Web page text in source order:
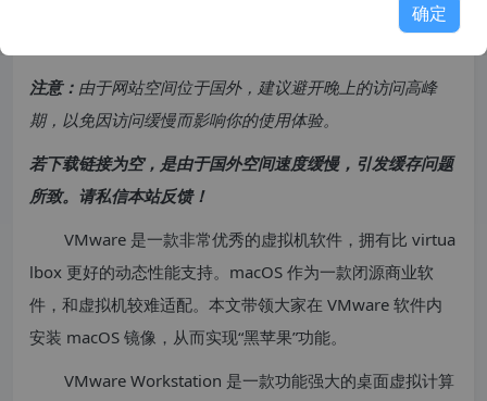
注意： 由于网站空间位于国外，建议避开晚上的访问高峰
期，以免因访问缓慢而影响你的使用体验。
若下载链接为空，是由于国外空间速度缓慢，引发缓存问题
所致。请私信本站反馈！
VMware 是一款非常优秀的虚拟机软件，拥有比 virtua
lbox 更好的动态性能支持。macOS 作为一款闭源商业软
件，和虚拟机较难适配。本文带领大家在 VMware 软件内
安装 macOS 镜像，从而实现“黑苹果”功能。
VMware Workstation 是一款功能强大的桌面虚拟计算
确定